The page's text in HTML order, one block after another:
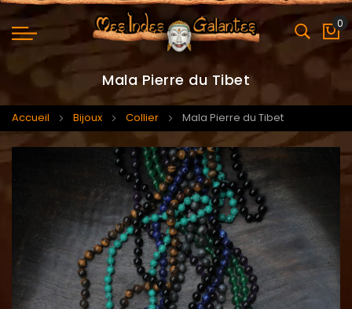
0
Mala Pierre du Tibet
Accueil Bijoux Collier Mala Pierre du Tibet